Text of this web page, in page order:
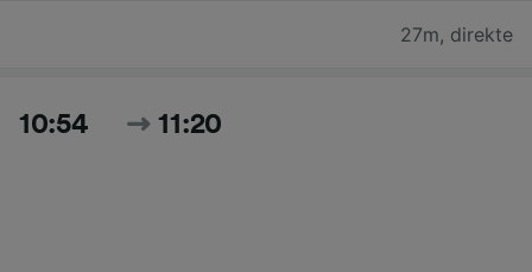
27m, direkte
10:54 11:20